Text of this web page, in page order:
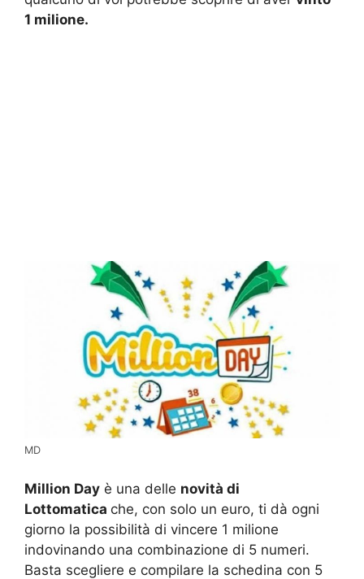
1 milione.
MD
Million Day è una delle novità di
Lottomatica che, con solo un euro, ti dà ogni
giorno la possibilità di vincere 1 milione
indovinando una combinazione di 5 numeri.
Basta scegliere e compilare la schedina con 5